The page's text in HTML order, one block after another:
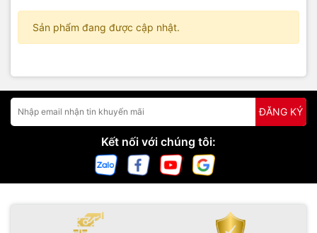
Sản phẩm đang được cập nhật.
ĐĂNG KÝ
Kết nối với chúng tôi: